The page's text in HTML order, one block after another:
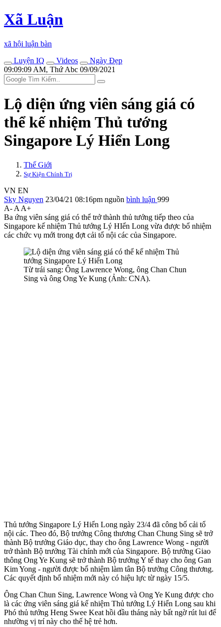
Xã Luận
xã hội luận bàn
Luyện IQ
Videos
Ngày Đẹp
09:09:09 AM, Thứ Abc 09/09/2021
Lộ diện ứng viên sáng giá có
thể kế nhiệm Thủ tướng
Singapore Lý Hiển Long
Thế Giới
Sự Kiện Chính Trị
VN EN
Sky Nguyen 23/04/21 08:16pm nguồn bình luận 999
A- A A+
Ba ứng viên sáng giá có thể trở thành thủ tướng tiếp theo của
Singapore kế nhiệm Thủ tướng Lý HIển Long vừa được bổ nhiệm
các chức vụ mới trong đợt cải tổ nội các của Singapore.
Từ trái sang: Ông Lawrence Wong, ông Chan Chun
Sing và ông Ong Ye Kung (Ảnh: CNA).
Thủ tướng Singapore Lý Hiển Long ngày 23/4 đã công bố cải tổ
nội các. Theo đó, Bộ trưởng Công thương Chan Chung Sing sẽ trở
thành Bộ trưởng Giáo dục, thay cho ông Lawrence Wong - người
trở thành Bộ trưởng Tài chính mới của Singapore. Bộ trưởng Giao
thông Ong Ye Kung sẽ trở thành Bộ trưởng Y tế thay cho ông Gan
Kim Yong - người được bổ nhiệm làm tân Bộ trưởng Công thương.
Các quyết định bổ nhiệm mới này có hiệu lực từ ngày 15/5.
Ông Chan Chun Sing, Lawrence Wong và Ong Ye Kung được cho
là các ứng viên sáng giá kế nhiệm Thủ tướng Lý Hiển Long sau khi
Phó thủ tướng Heng Swee Keat hồi đầu tháng này bất ngờ rút lui để
nhường vị trí này cho thế hệ trẻ hơn.